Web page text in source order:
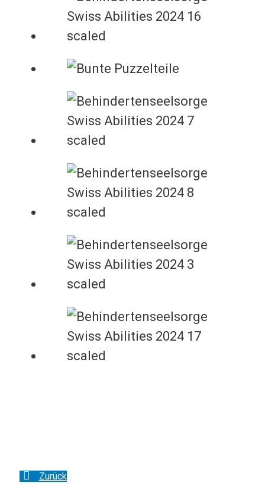
Zurück